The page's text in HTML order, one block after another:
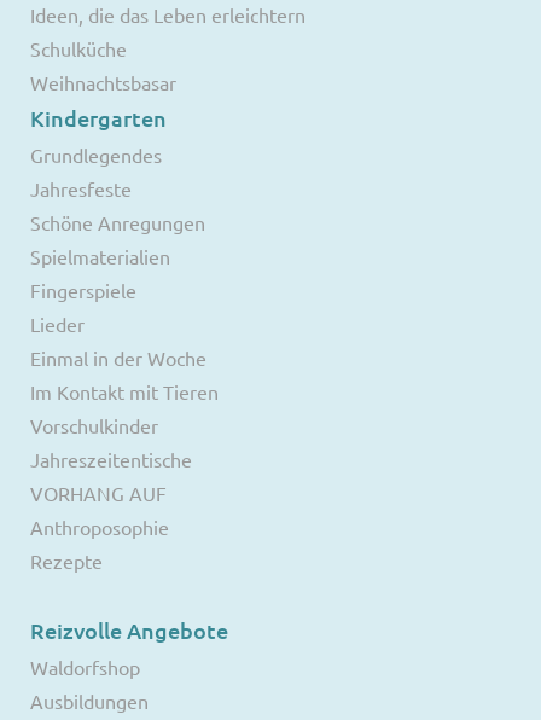
Ideen, die das Leben erleichtern
Schulküche
Weihnachtsbasar
Kindergarten
Grundlegendes
Jahresfeste
Schöne Anregungen
Spielmaterialien
Fingerspiele
Lieder
Einmal in der Woche
Im Kontakt mit Tieren
Vorschulkinder
Jahreszeitentische
VORHANG AUF
Anthroposophie
Rezepte
Reizvolle Angebote
Waldorfshop
Ausbildungen